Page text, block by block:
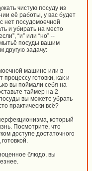
чистую посуду из
её работы, у вас будет
нет посудомоечной
и убирать на место
“и” или “но” --
посуды вашим
другую задачу:
машине или в
готовки, как и
вы поймали себя на
таймер на 2
вы можете убрать
практически всё?
который
Посмотрите, что
доступе достаточного
блюдо, вы